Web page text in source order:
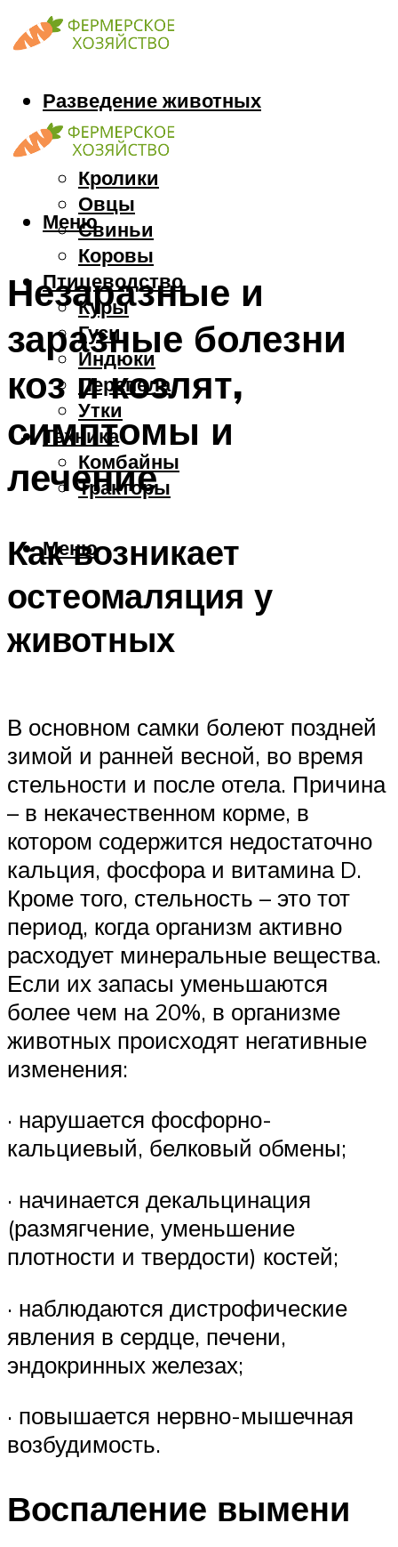
Разведение животных
Козы
Кони
Кролики
Овцы
Свиньи
Коровы
Птицеводство
Куры
Гуси
Индюки
Перепела
Утки
Техника
Комбайны
Тракторы
Меню
Меню
Незаразные и
заразные болезни
коз и козлят,
симптомы и
лечение
Как возникает
остеомаляция у
животных
В основном самки болеют поздней
зимой и ранней весной, во время
стельности и после отела. Причина
– в некачественном корме, в
котором содержится недостаточно
кальция, фосфора и витамина D.
Кроме того, стельность – это тот
период, когда организм активно
расходует минеральные вещества.
Если их запасы уменьшаются
более чем на 20%, в организме
животных происходят негативные
изменения:
· нарушается фосфорно-
кальциевый, белковый обмены;
· начинается декальцинация
(размягчение, уменьшение
плотности и твердости) костей;
· наблюдаются дистрофические
явления в сердце, печени,
эндокринных железах;
· повышается нервно-мышечная
возбудимость.
Воспаление вымени